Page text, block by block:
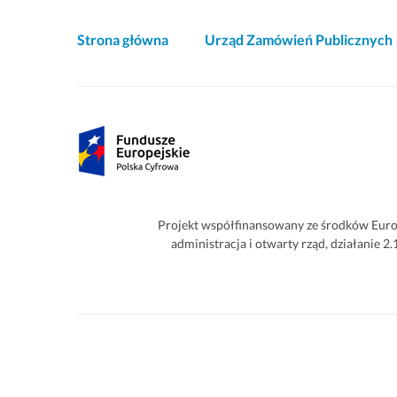
Akcje
witrynie
Strona główna Urząd Zamówień Publicznych
Partnerzy
Projekt współfinansowany ze środków
administracja i otwarty rząd, działanie